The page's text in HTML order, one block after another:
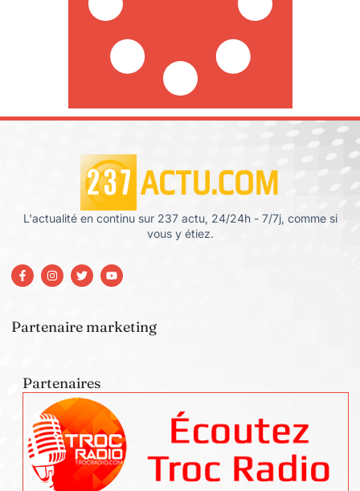
L'actualité en continu sur 237 actu, 24/24h - 7/7j, comme si
vous y étiez.
Partenaire marketing
Partenaires